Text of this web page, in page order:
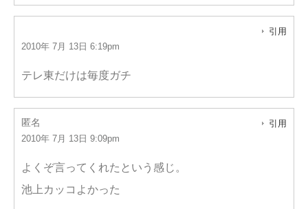
2010年 7月 13日 6:19pm
引用
テレ東だけは毎度ガチ
匿名
2010年 7月 13日 9:09pm
引用
よくぞ言ってくれたという感じ。
池上カッコよかった